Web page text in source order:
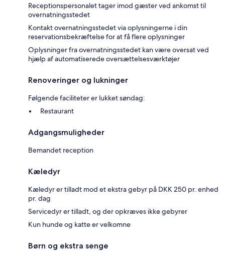
Receptionspersonalet tager imod gæster ved ankomst til
overnatningsstedet
Kontakt overnatningsstedet via oplysningerne i din
reservationsbekræftelse for at få flere oplysninger
Oplysninger fra overnatningsstedet kan være oversat ved
hjælp af automatiserede oversættelsesværktøjer
Renoveringer og lukninger
Følgende faciliteter er lukket søndag:
Restaurant
Adgangsmuligheder
Bemandet reception
Kæledyr
Kæledyr er tilladt mod et ekstra gebyr på DKK 250 pr. enhed
pr. dag
Servicedyr er tilladt, og der opkræves ikke gebyrer
Kun hunde og katte er velkomne
Børn og ekstra senge